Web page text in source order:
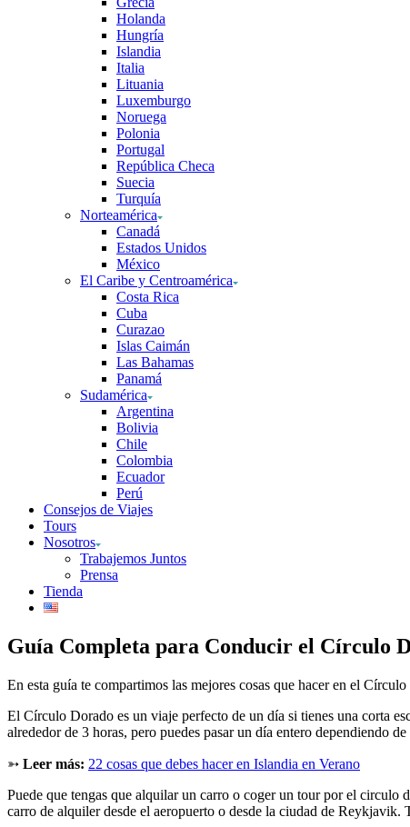
Holanda
Hungría
Islandia
Italia
Lituania
Luxemburgo
Noruega
Polonia
Portugal
República Checa
Suecia
Turquía
Norteamérica
Canadá
Estados Unidos
México
El Caribe y Centroamérica
Costa Rica
Cuba
Curazao
Islas Caimán
Las Bahamas
Panamá
Sudamérica
Argentina
Bolivia
Chile
Colombia
Ecuador
Perú
Consejos de Viajes
Tours
Nosotros
Trabajemos Juntos
Prensa
Tienda
Guía Completa para Conducir el Círculo
En esta guía te compartimos las mejores cosas que hacer en el
El Círculo Dorado es un viaje perfecto de un día si tienes una corta
alrededor de 3 horas, pero puedes pasar un día entero dependiendo
➳ Leer más: 22 cosas que debes hacer en Islandia en Verano
Puede que tengas que alquilar un carro o coger un tour por el circulo
carro de alquiler desde el aeropuerto o desde la ciudad de